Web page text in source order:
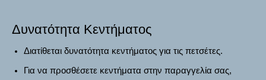
Δυνατότητα Κεντήματος
Διατίθεται δυνατότητα κεντήματος για τις πετσέτες.
Για να προσθέσετε κεντήματα στην παραγγελία σας,